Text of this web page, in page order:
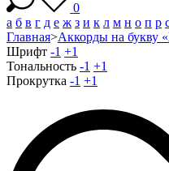
0
а б в г д е ж з и к л м н о п р
Главная>Аккорды на букву
Шрифт -1 +1
Тональность -1 +1
Прокрутка -1 +1